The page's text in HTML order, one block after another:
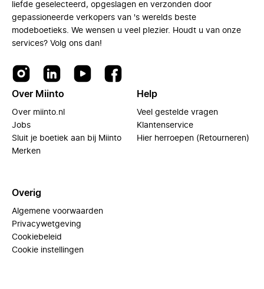
liefde geselecteerd, opgeslagen en verzonden door
gepassioneerde verkopers van 's werelds beste
modeboetieks. We wensen u veel plezier. Houdt u van onze
services? Volg ons dan!
Over Miinto
Over miinto.nl
Jobs
Sluit je boetiek aan bij Miinto
Merken
Help
Veel gestelde vragen
Klantenservice
Hier herroepen (Retourneren)
Overig
Algemene voorwaarden
Privacywetgeving
Cookiebeleid
Cookie instellingen